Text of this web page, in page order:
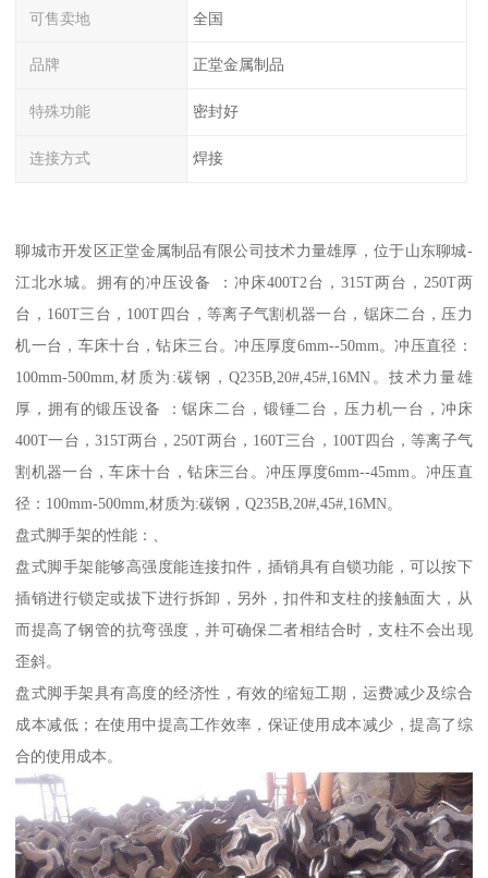
可售卖地 全国
品牌 正堂金属制品
特殊功能 密封好
连接方式 焊接
聊城市开发区正堂金属制品有限公司技术力量雄厚，位于山东聊城-
江北水城。拥有的冲压设备 ：冲床400T2台，315T两台，250T两
台，160T三台，100T四台，等离子气割机器一台，锯床二台，压力
机一台，车床十台，钻床三台。冲压厚度6mm--50mm。冲压直径：
100mm-500mm,材质为:碳钢，Q235B,20#,45#,16MN。技术力量雄
厚，拥有的锻压设备 ：锯床二台，锻锤二台，压力机一台，冲床
400T一台，315T两台，250T两台，160T三台，100T四台，等离子气
割机器一台，车床十台，钻床三台。冲压厚度6mm--45mm。冲压直
径：100mm-500mm,材质为:碳钢，Q235B,20#,45#,16MN。
盘式脚手架的性能：、
盘式脚手架能够高强度能连接扣件，插销具有自锁功能，可以按下
插销进行锁定或拔下进行拆卸，另外，扣件和支柱的接触面大，从
而提高了钢管的抗弯强度，并可确保二者相结合时，支柱不会出现
歪斜。
盘式脚手架具有高度的经济性，有效的缩短工期，运费减少及综合
成本减低；在使用中提高工作效率，保证使用成本减少，提高了综
合的使用成本。